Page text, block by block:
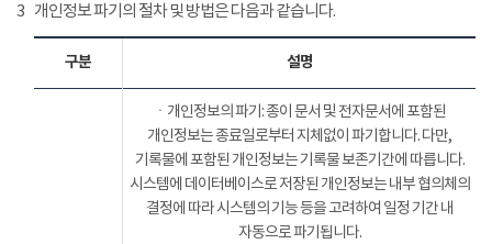
3 개인정보 파기의 절차 및 방법은 다음과 같습니다.
구분 설명
ㆍ개인정보의 파기: 종이 문서 및 전자문서에 포함된
개인정보는 종료일로부터 지체없이 파기합니다. 다만,
기록물에 포함된 개인정보는 기록물 보존기간에 따릅니다.
시스템에 데이터베이스로 저장된 개인정보는 내부 협의체의
결정에 따라 시스템의 기능 등을 고려하여 일정 기간 내
자동으로 파기됩니다.